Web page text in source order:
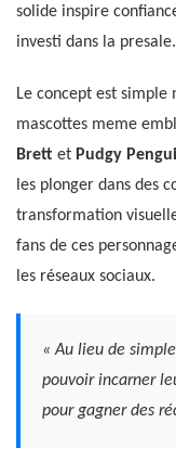
solide inspire
investi dans la presale.
Le concept est
mascottes meme
Brett et Pudgy
les plonger dans des
transformation
fans de ces
les réseaux sociaux.
« Au lieu de
pouvoir incarner
pour gagner des